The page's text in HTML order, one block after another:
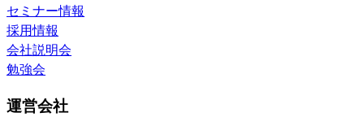
セミナー情報
採用情報
会社説明会
勉強会
運営会社